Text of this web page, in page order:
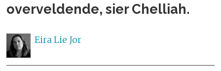
overveldende, sier Chelliah.
Eira Lie Jor